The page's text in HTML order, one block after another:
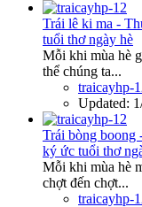
Trái lê ki ma -
tuổi thơ ngày hè
Mỗi khi mùa hè
thể chúng ta...
traicayhp-
Updated:
Trái bòng boong
ký ức tuổi thơ
Mỗi khi mùa hè
chợt đến chợt...
traicayhp-